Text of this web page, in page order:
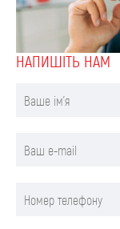
НАПИШIТЬ НАМ